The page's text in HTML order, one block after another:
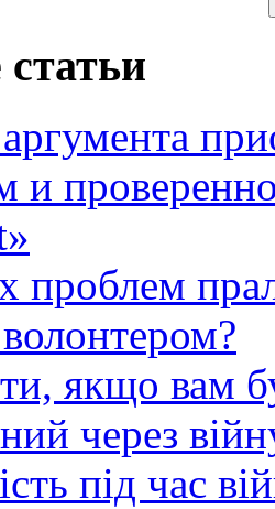
и
проблем
якщо вам
через
під час